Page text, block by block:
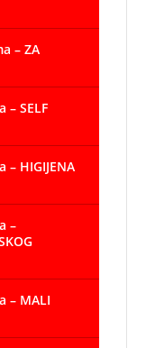
– ZA
SELF
HIGIJENA
–
– MALI